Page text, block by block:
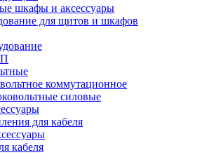
шкафы и аксессуары
для щитов и шкафов
коммутационное
силовые
для кабеля
кабеля